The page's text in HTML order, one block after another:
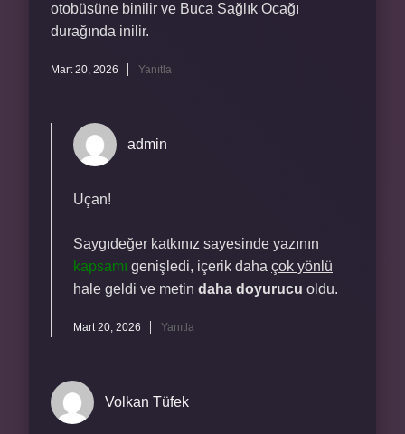
otobüsüne binilir ve Buca Sağlık Ocağı
durağında inilir.
Mart 20, 2026 Yanıtla
admin
Uçan!
Saygıdeğer katkınız sayesinde yazının
kapsamı genişledi, içerik daha çok yönlü
hale geldi ve metin daha doyurucu oldu.
Mart 20, 2026 Yanıtla
Volkan Tüfek